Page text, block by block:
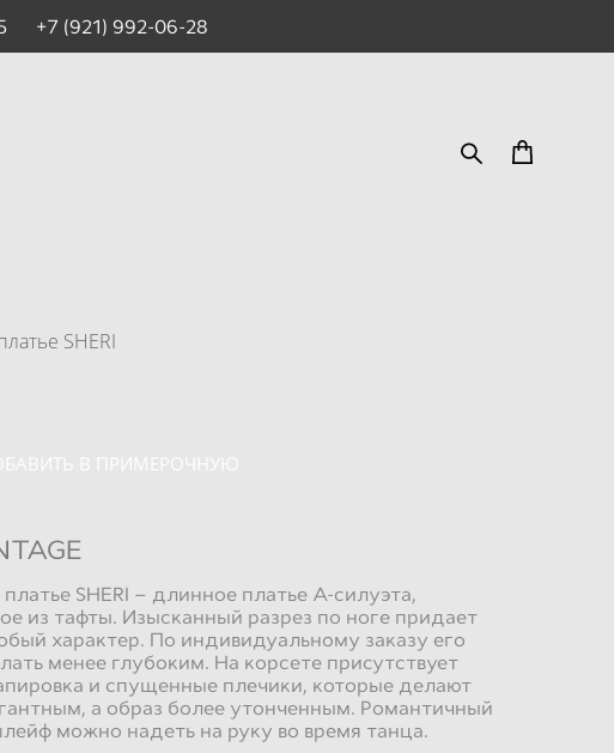
+7 (921) 992-06-28
SHERI
В ПРИМЕРОЧНУЮ
SHERI – длинное платье А-силуэта,
из тафты. Изысканный разрез по ноге придает
характер. По индивидуальному заказу его
менее глубоким. На корсете присутствует
и спущенные плечики, которые делают
а образ более утонченным. Романтичный
можно надеть на руку во время танца.